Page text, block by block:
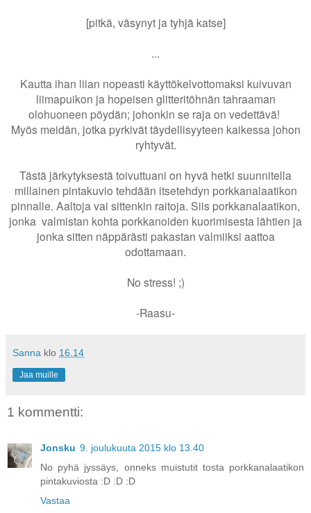
[pitkä, väsynyt ja tyhjä katse]
...
Kautta ihan liian nopeasti käyttökelvottomaksi kuivuvan
liimapuikon ja hopeisen glitteritöhnän tahraaman
olohuoneen pöydän; johonkin se raja on vedettävä!
Myös meidän, jotka pyrkivät täydellisyyteen kaikessa johon
ryhtyvät.
Tästä järkytyksestä toivuttuani on hyvä hetki suunnitella
millainen pintakuvio tehdään itsetehdyn porkkanalaatikon
pinnalle. Aaltoja vai sittenkin raitoja. Siis porkkanalaatikon,
jonka valmistan kohta porkkanoiden kuorimisesta lähtien ja
jonka sitten näppärästi pakastan valmiiksi aattoa
odottamaan.
No stress! ;)
-Raasu-
Sanna klo 16.14
Jaa muille
1 kommentti:
Jonsku 9. joulukuuta 2015 klo 13.40
No pyhä jyssäys, onneks muistutit tosta porkkanalaatikon
pintakuviosta :D :D :D
Vastaa